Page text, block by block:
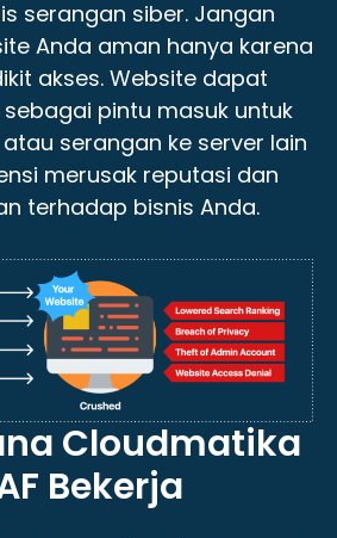
serangan siber. Jangan
Anda aman hanya karena
akses. Website dapat
pintu masuk untuk
serangan ke server lain
merusak reputasi dan
terhadap bisnis Anda.
Cloudmatika
Bekerja